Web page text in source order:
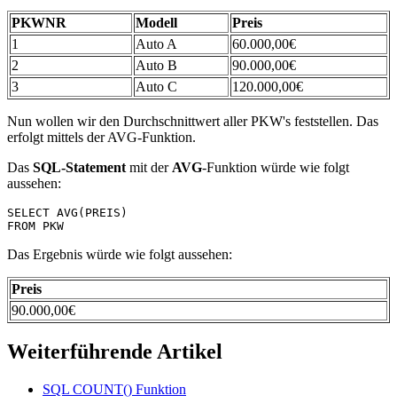
PKWNR Modell
Preis
1
Auto A
60.000,00€
2
Auto B
90.000,00€
3
Auto C 120.000,00€
Nun wollen wir den Durchschnittwert aller PKW's feststellen. Das
erfolgt mittels der AVG-Funktion.
Das SQL-Statement mit der AVG-Funktion würde wie folgt
aussehen:
SELECT AVG(PREIS)
FROM PKW
Das Ergebnis würde wie folgt aussehen:
Preis
90.000,00€
Weiterführende Artikel
SQL COUNT() Funktion